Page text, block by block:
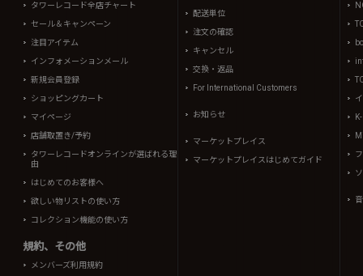
タワーレコード全店チャート
セール＆キャンペーン
注目アイテム
インフォメーションメール
新規会員登録
ショッピングカート
マイページ
店舗取置き/予約
タワーレコードオンラインが選ばれる理
由
はじめてのお客様へ
欲しい物リストの使い方
コレクション機能の使い方
規約、その他
メンバーズ利用規約
配送単位
注文の確認
キャンセル
交換・返品
For International Customers
お知らせ
マーケットプレイス
マーケットプレイスはじめてガイド